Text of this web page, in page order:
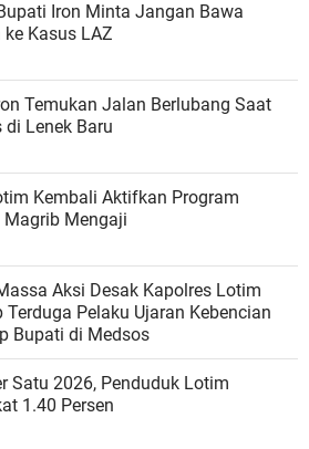
Iron Minta Jangan Bawa
ke Kasus LAZ
Temukan Jalan Berlubang Saat
di Lenek Baru
Kembali Aktifkan Program
Magrib Mengaji
Aksi Desak Kapolres Lotim
Terduga Pelaku Ujaran Kebencian
Bupati di Medsos
Satu 2026, Penduduk Lotim
1.40 Persen